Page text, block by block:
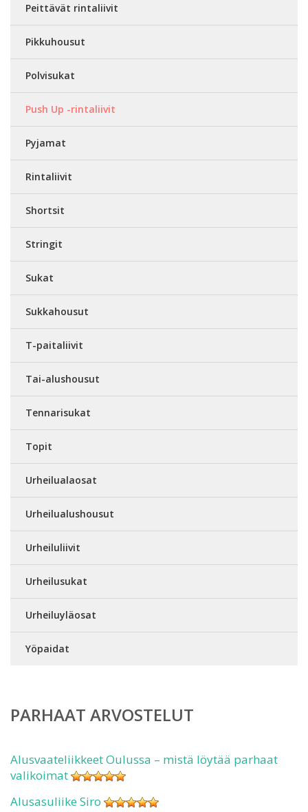
Peittävät rintaliivit
Pikkuhousut
Polvisukat
Push Up -rintaliivit
Pyjamat
Rintaliivit
Shortsit
Stringit
Sukat
Sukkahousut
T-paitaliivit
Tai-alushousut
Tennarisukat
Topit
Urheilualaosat
Urheilualushousut
Urheiluliivit
Urheilusukat
Urheiluyläosat
Yöpaidat
PARHAAT ARVOSTELUT
Alusvaateliikkeet Oulussa – mistä löytää parhaat
valikoimat
Alusasuliike Siro